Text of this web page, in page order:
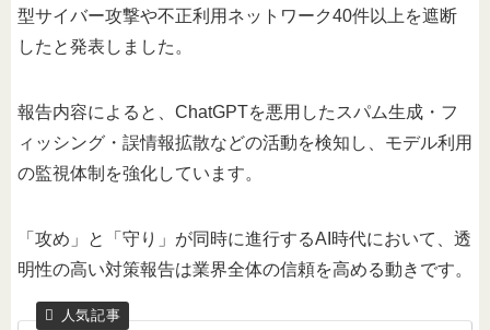
型サイバー攻撃や不正利用ネットワーク40件以上を遮断
したと発表しました。
報告内容によると、ChatGPTを悪用したスパム生成・フ
ィッシング・誤情報拡散などの活動を検知し、モデル利用
の監視体制を強化しています。
「攻め」と「守り」が同時に進行するAI時代において、透
明性の高い対策報告は業界全体の信頼を高める動きです。